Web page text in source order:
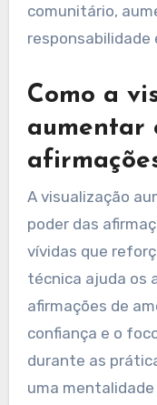
comunitário,
Como a
aumentar
A visualização
poder das
vívidas que
técnica ajuda os
afirmações de
confiança e o
durante as
uma